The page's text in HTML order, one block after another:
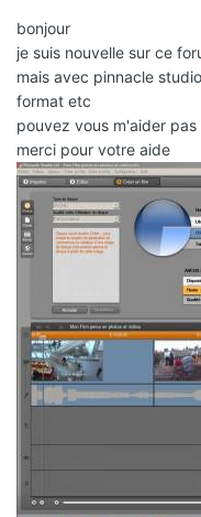
bonjour
je suis nouvelle sur ce
mais avec pinnacle
format etc
pouvez vous m'aider
merci pour votre aide